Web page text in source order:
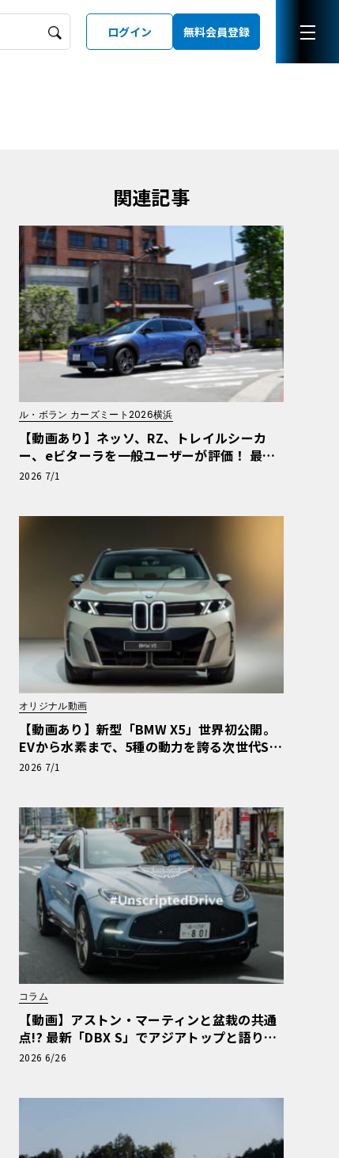
ログイン 無料会員登録
関連記事
ル・ボラン カーズミート2026横浜
【動画あり】ネッソ、RZ、トレイルシーカ
ー、eビターラを一般ユーザーが評価！ 最新
電動車体験試乗レポート【ル・ボラン カーズ
2026 7/1
オリジナル動画
【動画あり】新型「BMW X5」世界初公開。
EVから水素まで、5種の動力を誇る次世代SA
Vの実車を最速チェック
2026 7/1
コラム
【動画】アストン・マーティンと盆栽の共通
点!? 最新「DBX S」でアジアトップと語り合
う東京ドライブ【渡辺慎太郎のツベコベイワ
2026 6/26